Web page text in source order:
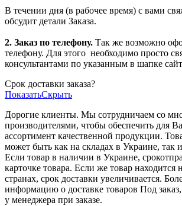
В течении дня (в рабочее время) с вами
обсудит детали Заказа.
2. Заказ по телефону. Так же возможно
телефону. Для этого необходимо просто
консультантами по указанным в шапке
Срок доставки заказа?
ПоказатьСкрыть
Дорогие клиенты. Мы сотрудничаем со
производителями, чтобы обеспечить для
ассортимент качественной продукции.
может быть как на складах в Украине, так
Если товар в наличии в Украине,
карточке товара. Если же товар находится
странах, срок доставки увеличивается.
информацию о доставке товаров Под
у менеджера при заказе.